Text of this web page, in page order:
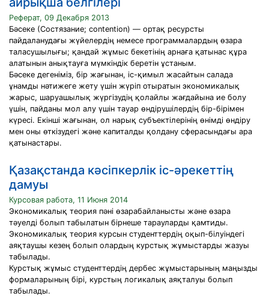
Реферат, 09 Декабря 2013
Бәсеке (Состязание; contention) — ортақ ресурсты
пайдаланудағы жүйелердің немесе программалардың өзара
таласушылығы; қандай жұмыс бекетінің арнаға қатынас құра
алатынын анықтауға мүмкіндік беретін ұстаным.
Бәсеке дегеніміз, бір жағынан, іс-қимыл жасайтын салада
ұнамды нәтижеге жету үшін жүріп отыратын экономикалық
жарыс, шаруашылық жүргізудің қолайлы жағдайына ие болу
үшін, пайданы мол алу үшін тауар өндірушілердің бір-бірімен
күресі. Екінші жағынан, ол нарық субъектілерінің өнімді өндіру
мен оны өткізудегі және капиталды қолдану сферасындағы ара
қатынастары.
Қазақстанда кәсіпкерлік іс-әрекеттің
дамуы
Курсовая работа, 11 Июня 2014
Экономикалық теория пәні өзарабайланысты және өзара
тәуелді болып табылатын бірнеше тарауларды қамтиды.
Экономикалық теория курсын студенттердің оқып-білуіндегі
аяқтаушы кезең болып олардың курстық жұмыстарды жазуы
табылады.
Курстық жұмыс студенттердің дербес жұмыстарының маңызды
формаларының бірі, курстың логикалық аяқталуы болып
табылады.